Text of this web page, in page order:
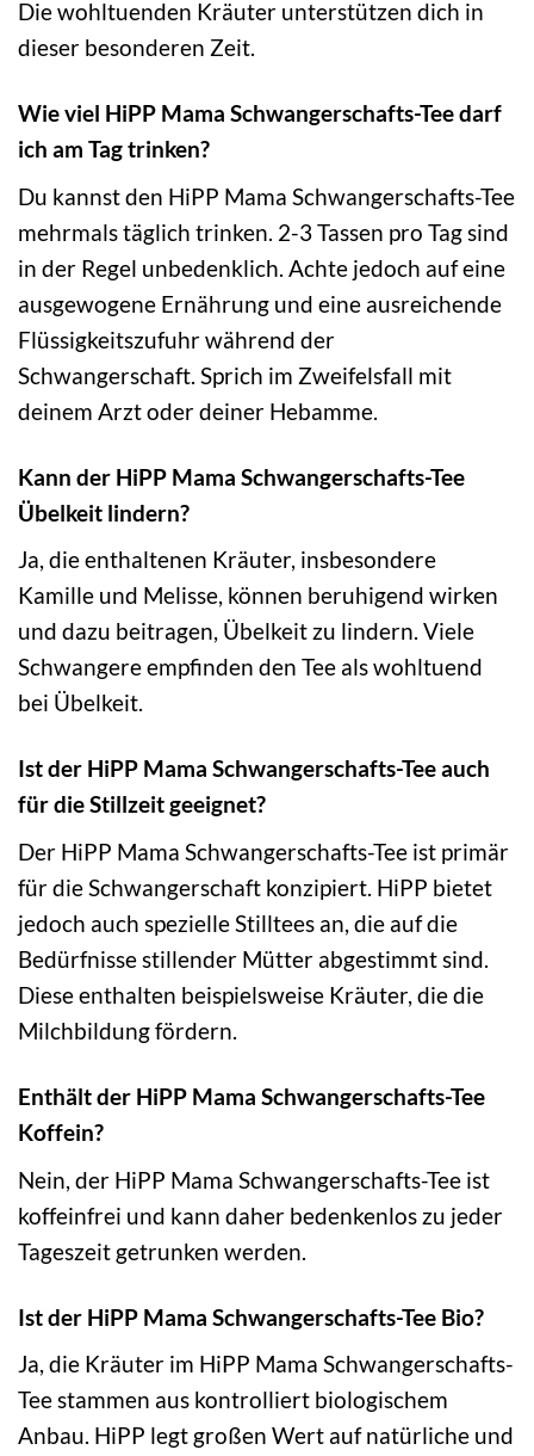
Die wohltuenden Kräuter unterstützen dich in
dieser besonderen Zeit.
Wie viel HiPP Mama Schwangerschafts-Tee darf
ich am Tag trinken?
Du kannst den HiPP Mama Schwangerschafts-Tee
mehrmals täglich trinken. 2-3 Tassen pro Tag sind
in der Regel unbedenklich. Achte jedoch auf eine
ausgewogene Ernährung und eine ausreichende
Flüssigkeitszufuhr während der
Schwangerschaft. Sprich im Zweifelsfall mit
deinem Arzt oder deiner Hebamme.
Kann der HiPP Mama Schwangerschafts-Tee
Übelkeit lindern?
Ja, die enthaltenen Kräuter, insbesondere
Kamille und Melisse, können beruhigend wirken
und dazu beitragen, Übelkeit zu lindern. Viele
Schwangere empfinden den Tee als wohltuend
bei Übelkeit.
Ist der HiPP Mama Schwangerschafts-Tee auch
für die Stillzeit geeignet?
Der HiPP Mama Schwangerschafts-Tee ist primär
für die Schwangerschaft konzipiert. HiPP bietet
jedoch auch spezielle Stilltees an, die auf die
Bedürfnisse stillender Mütter abgestimmt sind.
Diese enthalten beispielsweise Kräuter, die die
Milchbildung fördern.
Enthält der HiPP Mama Schwangerschafts-Tee
Koffein?
Nein, der HiPP Mama Schwangerschafts-Tee ist
koffeinfrei und kann daher bedenkenlos zu jeder
Tageszeit getrunken werden.
Ist der HiPP Mama Schwangerschafts-Tee Bio?
Ja, die Kräuter im HiPP Mama Schwangerschafts-
Tee stammen aus kontrolliert biologischem
Anbau. HiPP legt großen Wert auf natürliche und